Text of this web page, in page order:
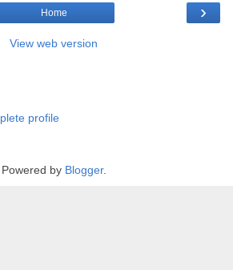
›
Home
View web version
profile
Powered by Blogger.